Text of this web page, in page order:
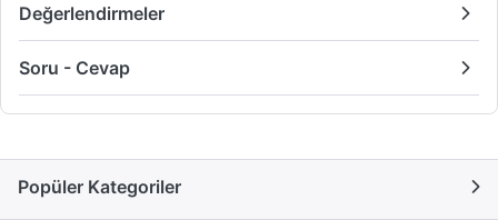
Değerlendirmeler
Soru - Cevap
Popüler Kategoriler